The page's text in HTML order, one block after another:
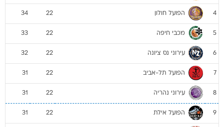
4 הפועל חולון 22
34
5 מכבי חיפה 22
33
6 עירוני נס ציונה 22
32
7 הפועל תל-אביב 22
31
8 עירוני נהריה 22
31
9 הפועל אילת 22
31